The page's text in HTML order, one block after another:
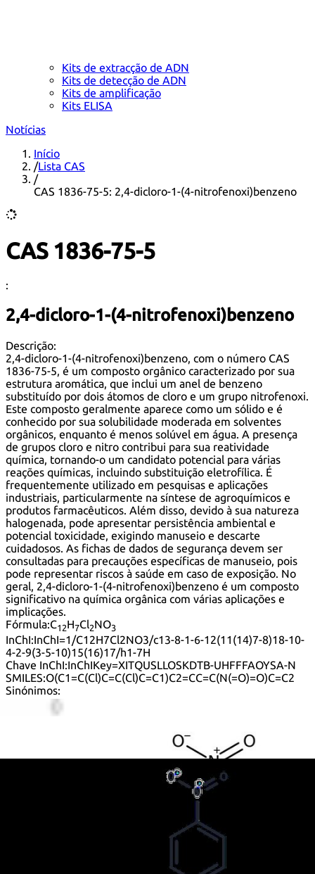
Kits de extracção de ADN
Kits de detecção de ADN
Kits de amplificação
Kits ELISA
Notícias
Início
/Lista CAS
/
CAS 1836-75-5: 2,4-dicloro-1-(4-nitrofenoxi)benzeno
CAS 1836-75-5
:
2,4-dicloro-1-(4-nitrofenoxi)benzeno
Descrição:
2,4-dicloro-1-(4-nitrofenoxi)benzeno, com o número CAS
1836-75-5, é um composto orgânico caracterizado por sua
estrutura aromática, que inclui um anel de benzeno
substituído por dois átomos de cloro e um grupo nitrofenoxi.
Este composto geralmente aparece como um sólido e é
conhecido por sua solubilidade moderada em solventes
orgânicos, enquanto é menos solúvel em água. A presença
de grupos cloro e nitro contribui para sua reatividade
química, tornando-o um candidato potencial para várias
reações químicas, incluindo substituição eletrofílica. É
frequentemente utilizado em pesquisas e aplicações
industriais, particularmente na síntese de agroquímicos e
produtos farmacêuticos. Além disso, devido à sua natureza
halogenada, pode apresentar persistência ambiental e
potencial toxicidade, exigindo manuseio e descarte
cuidadosos. As fichas de dados de segurança devem ser
consultadas para precauções específicas de manuseio, pois
pode representar riscos à saúde em caso de exposição. No
geral, 2,4-dicloro-1-(4-nitrofenoxi)benzeno é um composto
significativo na química orgânica com várias aplicações e
implicações.
Fórmula:C12H7Cl2NO3
InChI:InChI=1/C12H7Cl2NO3/c13-8-1-6-12(11(14)7-8)18-10-
4-2-9(3-5-10)15(16)17/h1-7H
Chave InChI:InChIKey=XITQUSLLOSKDTB-UHFFFAOYSA-N
SMILES:O(C1=C(Cl)C=C(Cl)C=C1)C2=CC=C(N(=O)=O)C=C2
Sinónimos:
2',4'-Dichloro-4-nitrodiphenyl ether
2,4-Dichlorophenyl 4-nitrophenyl ether
2,4-Dichlorophenyl p-nitrophenyl ether
2,4-Dichlorophenyl-4'-nitrophenylether
4'-Nitro-2,4-dichlorodiphenyl ether
4-(2,4-Dichlorophenoxy)nitrobenzene
4-Nitro-2',4'-dichloro-diphenyl ether
4-Nitro-2',4'-dichlorophenyl ether
4-Nitro-2′,4′-dichlorophenyl ether
Ether, 2,4-dichlorophenyl p-nitrophenyl